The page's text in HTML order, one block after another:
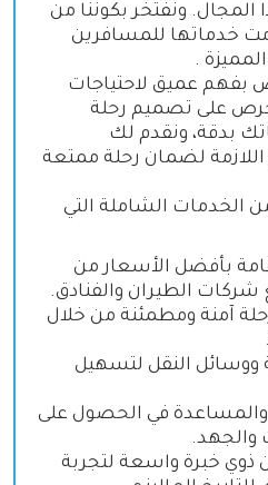
المجال. ونفتخر بكوننا من
خدماتها للمسافرين
.
بفهم عميق لاحتياجات
على تصميم رحلة
بدقة، ونقدم لك
لضمان رحلة ممتعة
الخدمات الشاملة التي
بأفضل الأسعار من
شركات الطيران والفنادق.
آمنة ومطمئنة من خلال
.
ووسائل النقل لتسهيل
والمساعدة في الحصول على
والجهد.
ذوي خبرة واسعة لتجربة